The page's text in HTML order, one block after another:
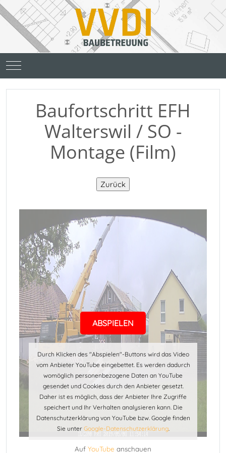
Mobile Menu Toggle
Baufortschritt EFH
Walterswil / SO -
Montage (Film)
ABSPIELEN
Durch Klicken des "Abspielen"-Buttons wird das Video
vom Anbieter YouTube eingebettet. Es werden dadurch
womöglich personenbezogene Daten an YouTube
gesendet und Cookies durch den Anbieter gesetzt.
Daher ist es möglich, dass der Anbieter Ihre Zugriffe
speichert und Ihr Verhalten analysieren kann. Die
Datenschutzerklärung von YouTube bzw. Google finden
Sie unter Google-Datenschutzerklärung.
Auf YouTube anschauen